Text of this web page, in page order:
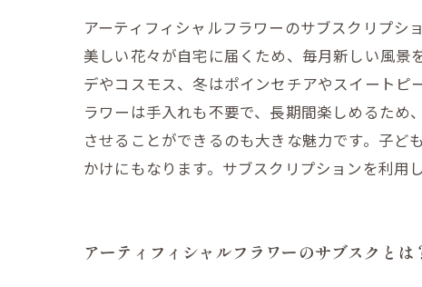
アーティフィシャルフラワーのサブスクリプ
美しい花々が自宅に届くため、毎月新しい風
デやコスモス、冬はポインセチアやスイートピ
ラワーは手入れも不要で、長期間楽しめるた
させることができるのも大きな魅力です。子
かけにもなります。サブスクリプションを利用
アーティフィシャルフラワーのサブスクとは